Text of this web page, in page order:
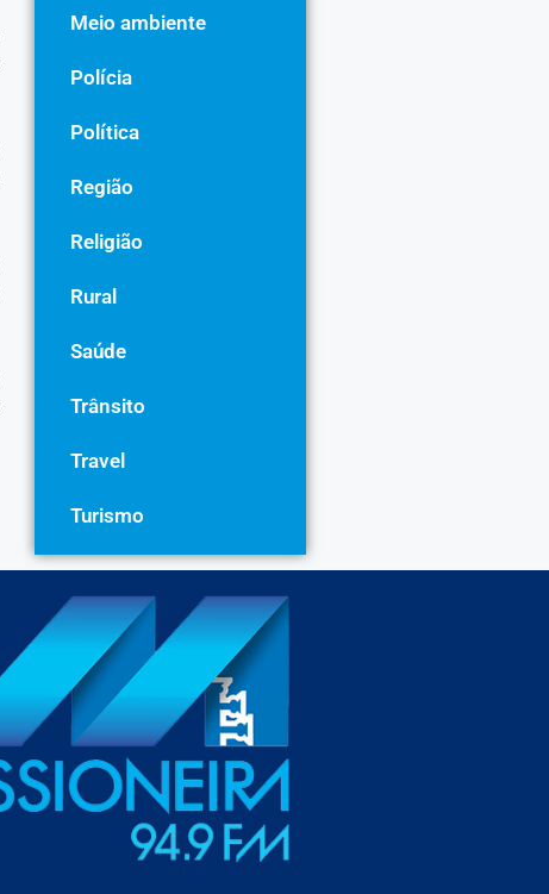
Meio ambiente
Polícia
Política
Região
Religião
Rural
Saúde
Trânsito
Travel
Turismo